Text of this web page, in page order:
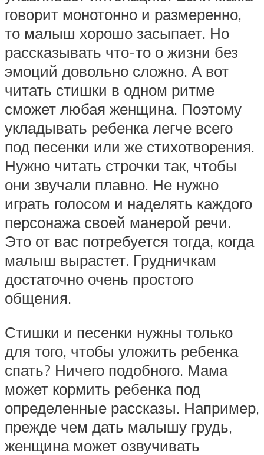
говорит монотонно и размеренно,
то малыш хорошо засыпает. Но
рассказывать что-то о жизни без
эмоций довольно сложно. А вот
читать стишки в одном ритме
сможет любая женщина. Поэтому
укладывать ребенка легче всего
под песенки или же стихотворения.
Нужно читать строчки так, чтобы
они звучали плавно. Не нужно
играть голосом и наделять каждого
персонажа своей манерой речи.
Это от вас потребуется тогда, когда
малыш вырастет. Грудничкам
достаточно очень простого
общения.
Стишки и песенки нужны только
для того, чтобы уложить ребенка
спать? Ничего подобного. Мама
может кормить ребенка под
определенные рассказы. Например,
прежде чем дать малышу грудь,
женщина может озвучивать